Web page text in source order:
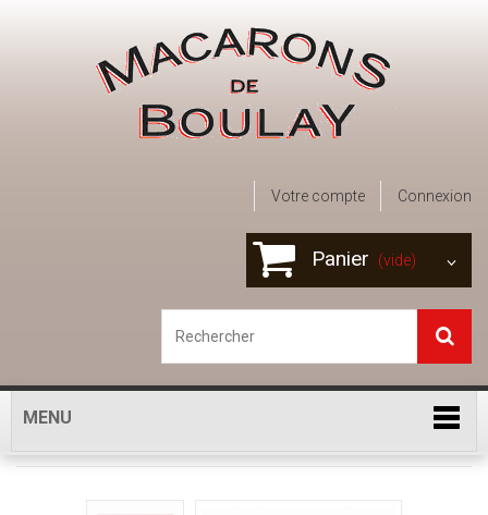
Connexion
Votre compte
Panier (vide)
MENU